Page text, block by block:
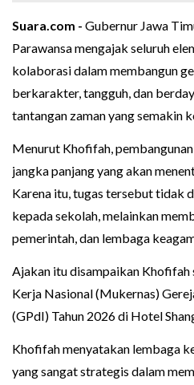
Suara.com - Gubernur Jawa
Parawansa mengajak seluruh
kolaborasi dalam membangun
berkarakter, tangguh, dan
tantangan zaman yang semakin
Menurut Khofifah,
jangka panjang yang akan
Karena itu, tugas tersebut tidak
kepada sekolah, melainkan
pemerintah, dan lembaga
Ajakan itu disampaikan
Kerja Nasional (Mukernas)
(GPdI) Tahun 2026 di Hotel
Khofifah menyatakan lembaga
yang sangat strategis dalam